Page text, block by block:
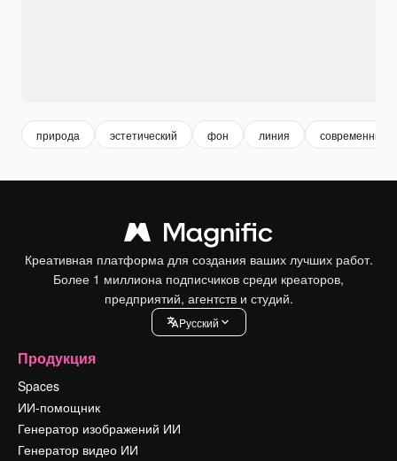
природа эстетический фон линия современный
Креативная платформа для создания ваших лучших работ.
Более 1 миллиона подписчиков среди креаторов,
предприятий, агентств и студий.
Pусский
Продукция
Spaces
ИИ-помощник
Генератор изображений ИИ
Генератор видео ИИ